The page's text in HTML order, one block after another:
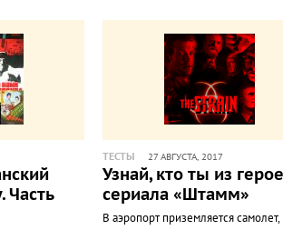
Часть
ТЕСТЫ 27 АВГУСТА, 2017
Узнай, кто ты из
сериала «Штамм»
В аэропорт приземляется самолет,